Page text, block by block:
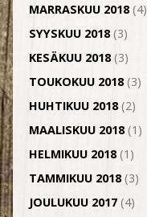
MARRASKUU 2018(4)
SYYSKUU 2018(3)
KESÄKUU 2018(3)
TOUKOKUU 2018(3)
HUHTIKUU 2018(2)
MAALISKUU 2018(1)
HELMIKUU 2018(1)
TAMMIKUU 2018(3)
JOULUKUU 2017(4)